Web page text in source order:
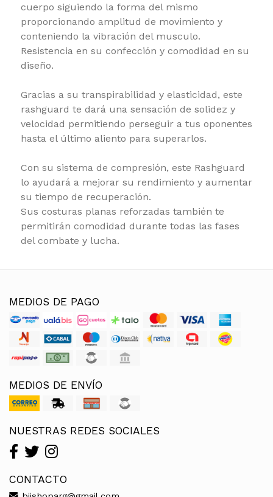
cuerpo siguiendo la forma del mismo
proporcionando amplitud de movimiento y
conteniendo la vibración del musculo.
Resistencia en su confección y comodidad en su
diseño.
Gracias a su transpirabilidad y elasticidad, este
rashguard te dará una sensación de solidez y
velocidad permitiendo perseguir a tus oponentes
hasta el último aliento para superarlos.
Con su sistema de compresión, este Rashguard
lo ayudará a mejorar su rendimiento y aumentar
su tiempo de recuperación.
Sus costuras planas reforzadas también te
permitirán comodidad durante todas las fases
del combate y lucha.
MEDIOS DE PAGO
MEDIOS DE ENVÍO
NUESTRAS REDES SOCIALES
CONTACTO